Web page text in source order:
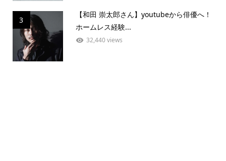
3
【和田 崇太郎さん】youtubeから俳優へ！
ホームレス経験...
32,440 views